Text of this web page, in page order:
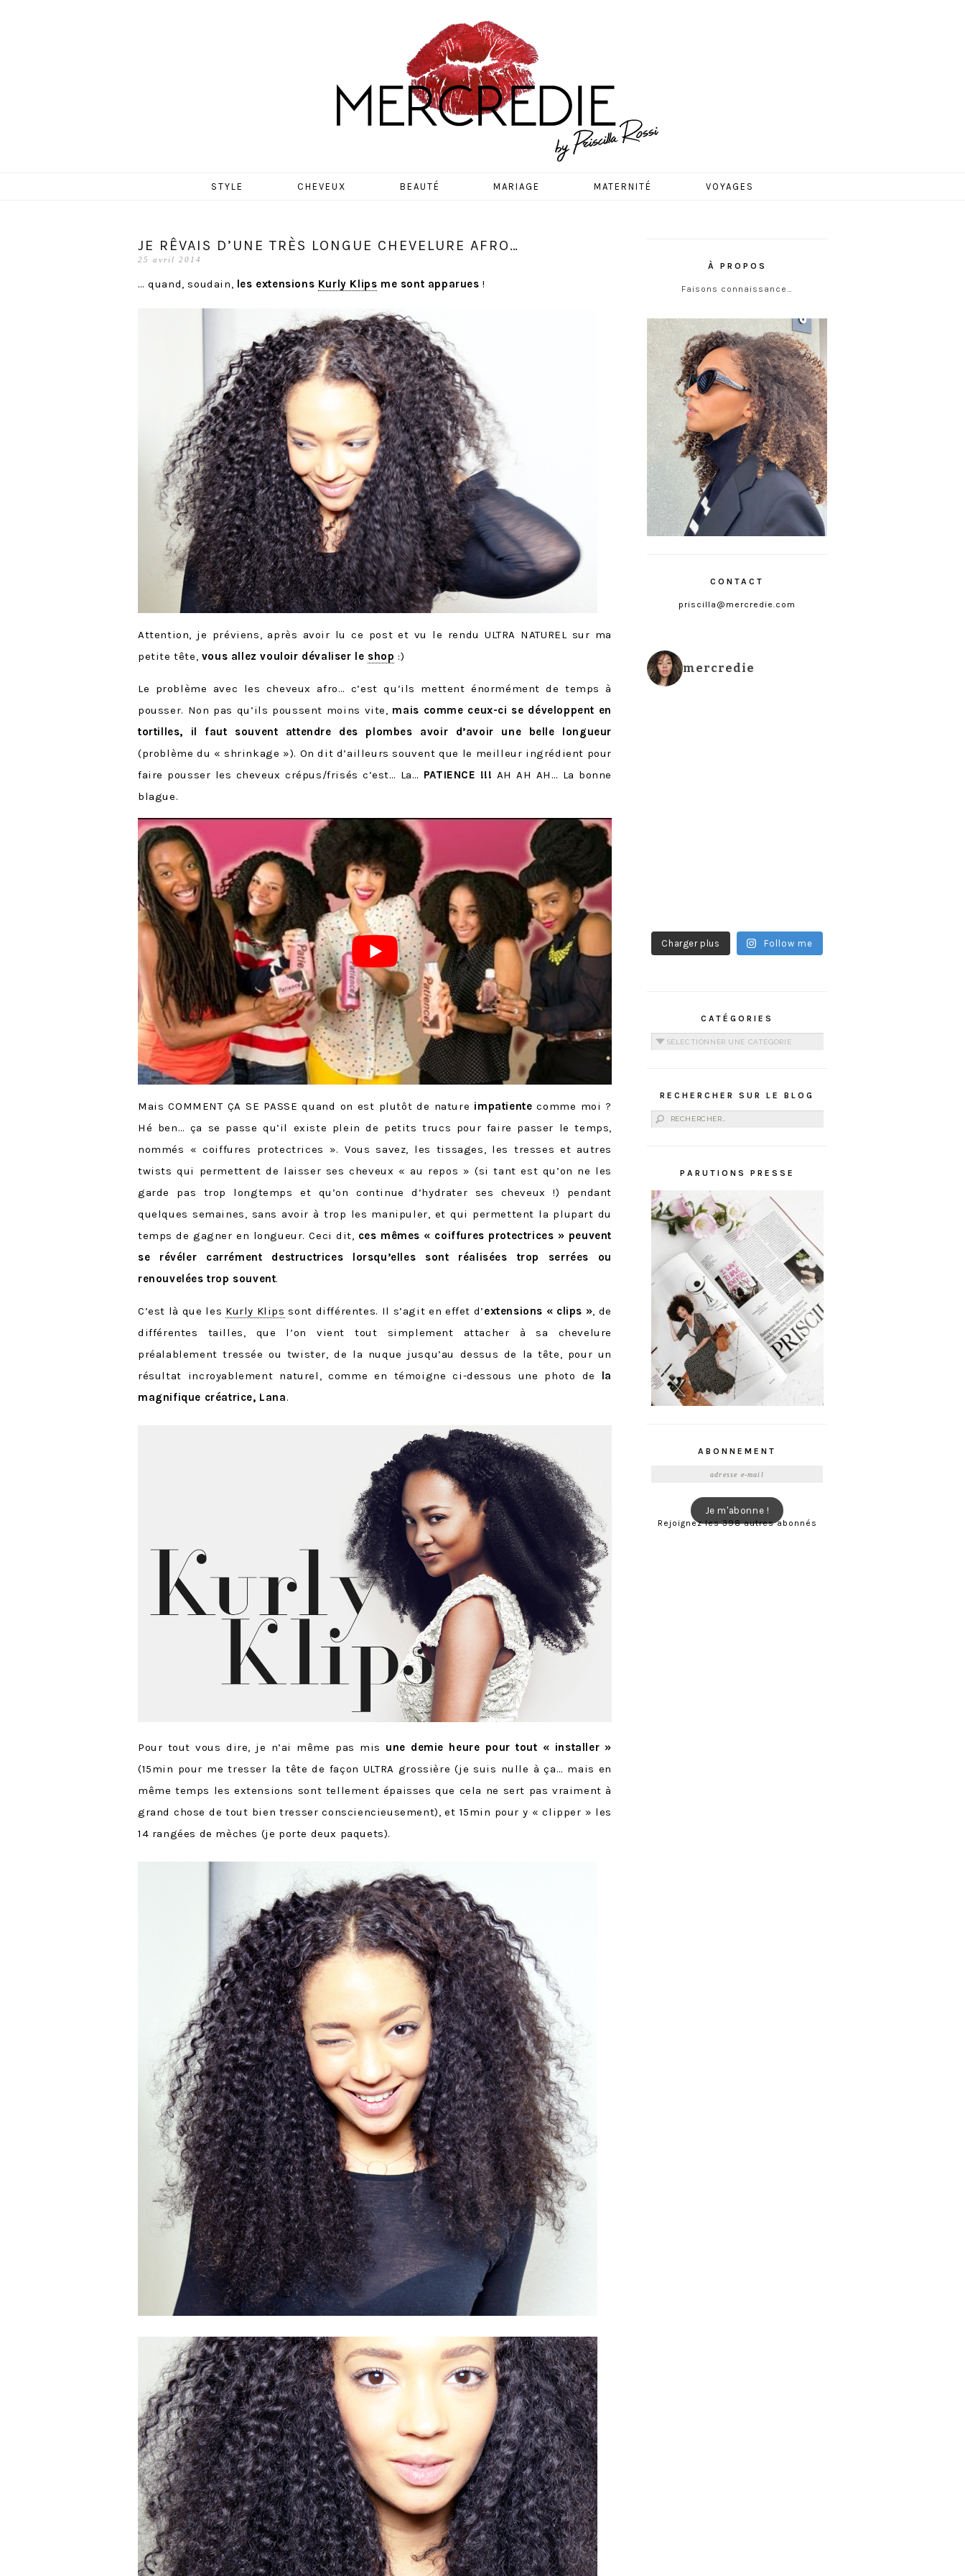
MERCREDIE
STYLE CHEVEUX BEAUTÉ MARIAGE MATERNITÉ VOYAGES
JE RÊVAIS D’UNE TRÈS LONGUE CHEVELURE AFRO…
25 avril 2014
… quand, soudain, les extensions Kurly Klips me sont apparues !
Attention, je préviens, après avoir lu ce post et vu le rendu ULTRA NATUREL sur ma
petite tête, vous allez vouloir dévaliser le shop :)
Le problème avec les cheveux afro… c’est qu’ils mettent énormément de temps à
pousser. Non pas qu’ils poussent moins vite, mais comme ceux-ci se développent en
tortilles, il faut souvent attendre des plombes avoir d’avoir une belle longueur
(problème du « shrinkage »). On dit d’ailleurs souvent que le meilleur ingrédient pour
faire pousser les cheveux crépus/frisés c’est… La… PATIENCE !!! AH AH AH… La bonne
blague.
Mais COMMENT ÇA SE PASSE quand on est plutôt de nature impatiente comme moi ?
Hé ben… ça se passe qu’il existe plein de petits trucs pour faire passer le temps,
nommés « coiffures protectrices ». Vous savez, les tissages, les tresses et autres
twists qui permettent de laisser ses cheveux « au repos » (si tant est qu’on ne les
garde pas trop longtemps et qu’on continue d’hydrater ses cheveux !) pendant
quelques semaines, sans avoir à trop les manipuler, et qui permettent la plupart du
temps de gagner en longueur. Ceci dit, ces mêmes « coiffures protectrices » peuvent
se révéler carrément destructrices lorsqu’elles sont réalisées trop serrées ou
renouvelées trop souvent.
C’est là que les Kurly Klips sont différentes. Il s’agit en effet d’extensions « clips », de
différentes tailles, que l’on vient tout simplement attacher à sa chevelure
préalablement tressée ou twister, de la nuque jusqu’au dessus de la tête, pour un
résultat incroyablement naturel, comme en témoigne ci-dessous une photo de la
magnifique créatrice, Lana.
Pour tout vous dire, je n’ai même pas mis une demie heure pour tout « installer »
(15min pour me tresser la tête de façon ULTRA grossière (je suis nulle à ça… mais en
même temps les extensions sont tellement épaisses que cela ne sert pas vraiment à
grand chose de tout bien tresser consciencieusement), et 15min pour y « clipper » les
14 rangées de mèches (je porte deux paquets).
À PROPOS
Faisons connaissance…
CONTACT
priscilla@mercredie.com
mercredie
Charger plus Follow me
CATÉGORIES
Catégories
RECHERCHER SUR LE BLOG
Rechercher :
PARUTIONS PRESSE
ABONNEMENT
Je m'abonne !
Rejoignez les 398 autres abonnés